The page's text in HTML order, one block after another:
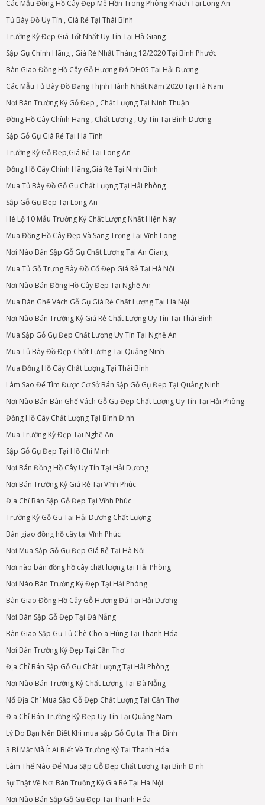
Các Mẫu Đồng Hồ Cây Đẹp Mê Hồn Trong Phòng Khách Tại Long An
Tủ Bày Đồ Uy Tín , Giá Rẻ Tại Thái Bình
Trường Kỷ Đẹp Giá Tốt Nhất Uy Tín Tại Hà Giang
Sập Gụ Chính Hãng , Giá Rẻ Nhất Tháng 12/2020 Tại Bình Phước
Bàn Giao Đồng Hồ Cây Gỗ Hương Đá DH05 Tại Hải Dương
Các Mẫu Tủ Bày Đồ Đang Thịnh Hành Nhất Năm 2020 Tại Hà Nam
Nơi Bán Trường Kỷ Gỗ Đẹp , Chất Lượng Tại Ninh Thuận
Đồng Hồ Cây Chính Hãng , Chất Lượng , Uy Tín Tại Bình Dương
Sập Gỗ Gụ Giá Rẻ Tại Hà Tĩnh
Trường Kỷ Gỗ Đẹp,Giá Rẻ Tại Long An
Đồng Hồ Cây Chính Hãng,Giá Rẻ Tại Ninh Bình
Mua Tủ Bày Đồ Gỗ Gụ Chất Lượng Tại Hải Phòng
Sập Gỗ Gụ Đẹp Tại Long An
Hé Lộ 10 Mẫu Trường Kỷ Chất Lượng Nhất Hiện Nay
Mua Đồng Hồ Cây Đẹp Và Sang Trọng Tại Vĩnh Long
Nơi Nào Bán Sập Gỗ Gụ Chất Lượng Tại An Giang
Mua Tủ Gỗ Trưng Bày Đồ Cổ Đẹp Giá Rẻ Tại Hà Nội
Nơi Nào Bán Đồng Hồ Cây Đẹp Tại Nghệ An
Mua Bàn Ghế Vách Gỗ Gụ Giá Rẻ Chất Lượng Tại Hà Nội
Nơi Nào Bán Trường Kỷ Giá Rẻ Chất Lượng Uy Tín Tại Thái Bình
Mua Sập Gỗ Gụ Đẹp Chất Lượng Uy Tín Tại Nghệ An
Mua Tủ Bày Đồ Đẹp Chất Lượng Tại Quảng Ninh
Mua Đồng Hồ Cây Chất Lượng Tại Thái Bình
Làm Sao Để Tìm Được Cơ Sở Bán Sập Gỗ Gụ Đẹp Tại Quảng Ninh
Nơi Nào Bán Bàn Ghế Vách Gỗ Gụ Đẹp Chất Lượng Uy Tín Tại Hải Phòng
Đồng Hồ Cây Chất Lượng Tại Bình Định
Mua Trường Kỷ Đẹp Tại Nghệ An
Sập Gỗ Gụ Đẹp Tại Hồ Chí Minh
Nơi Bán Đồng Hồ Cây Uy Tín Tại Hải Dương
Nơi Bán Trường Kỷ Giá Rẻ Tại Vĩnh Phúc
Địa Chỉ Bán Sập Gỗ Đẹp Tại Vĩnh Phúc
Trường Kỷ Gỗ Gụ Tại Hải Dương Chất Lượng
Bàn giao đồng hồ cây tại Vĩnh Phúc
Nơi Mua Sập Gỗ Gụ Đẹp Giá Rẻ Tại Hà Nội
Nơi nào bán đồng hồ cây chất lượng tại Hải Phòng
Nơi Nào Bán Trường Kỷ Đẹp Tại Hải Phòng
Bàn Giao Đồng Hồ Cây Gỗ Hương Đá Tại Hải Dương
Nơi Bán Sập Gỗ Đẹp Tại Đà Nẵng
Bàn Giao Sập Gụ Tủ Chè Cho a Hùng Tại Thanh Hóa
Nơi Bán Trường Kỷ Đẹp Tại Cần Thơ
Địa Chỉ Bán Sập Gỗ Gụ Chất Lượng Tại Hải Phòng
Nơi Nào Bán Trường Kỷ Chất Lượng Tại Đà Nẵng
Nổ Địa Chỉ Mua Sập Gỗ Đẹp Chất Lượng Tại Cần Thơ
Địa Chỉ Bán Trường Kỷ Đẹp Uy Tín Tại Quảng Nam
Lý Do Bạn Nên Biết Khi mua sập Gỗ Gụ tại Thái Bình
3 Bí Mật Mà Ít Ai Biết Về Trường Kỷ Tại Thanh Hóa
Làm Thế Nào Để Mua Sập Gỗ Đẹp Chất Lượng Tại Bình Định
Sự Thật Về Nơi Bán Trường Kỷ Giá Rẻ Tại Hà Nội
Nơi Nào Bán Sập Gỗ Gụ Đẹp Tại Thanh Hóa